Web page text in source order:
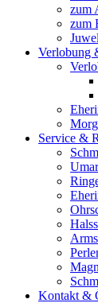
zum
zum
Verlobung
Service &
Kontakt &